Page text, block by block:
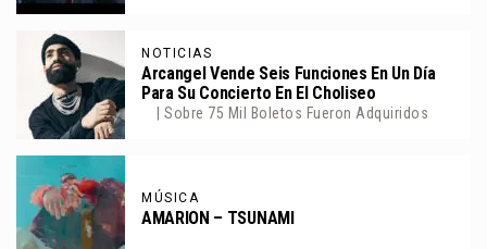
NOTICIAS
Arcangel Vende Seis Funciones En Un Día
Para Su Concierto En El Choliseo
| Sobre 75 Mil Boletos Fueron Adquiridos
MÚSICA
AMARION – TSUNAMI